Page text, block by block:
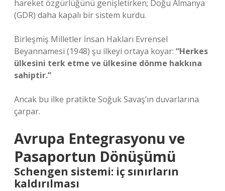
hareket özgürlüğünü genişletirken; Doğu Almanya
(GDR) daha kapalı bir sistem kurdu.
Birleşmiş Milletler İnsan Hakları Evrensel
Beyannamesi (1948) şu ilkeyi ortaya koyar: “Herkes
ülkesini terk etme ve ülkesine dönme hakkına
sahiptir.”
Ancak bu ilke pratikte Soğuk Savaş’ın duvarlarına
çarpar.
Avrupa Entegrasyonu ve
Pasaportun Dönüşümü
Schengen sistemi: iç sınırların
kaldırılması